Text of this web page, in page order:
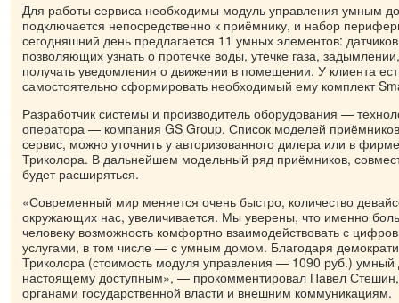
Для работы сервиса необходимы модуль управления умным
подключается непосредственно к приёмнику, и набор
сегодняшний день предлагается 11 умных элементов:
позволяющих узнать о протечке воды, утечке газа,
получать уведомления о движении в помещении. У клиента
самостоятельно сформировать необходимый ему комплект
Разработчик системы и производитель оборудования —
оператора — компания GS Group. Список моделей
сервис, можно уточнить у авторизованного дилера или в
Триколора. В дальнейшем модельный ряд приёмников,
будет расширяться.
«Современный мир меняется очень быстро, количество
окружающих нас, увеличивается. Мы уверены, что именно
человеку возможность комфортно взаимодействовать с
услугами, в том числе — с умным домом. Благодаря
Триколора (стоимость модуля управления — 1090 руб.) умный
настоящему доступным», — прокомментировал Павел Стешин,
органами государственной власти и внешним коммуникациям.